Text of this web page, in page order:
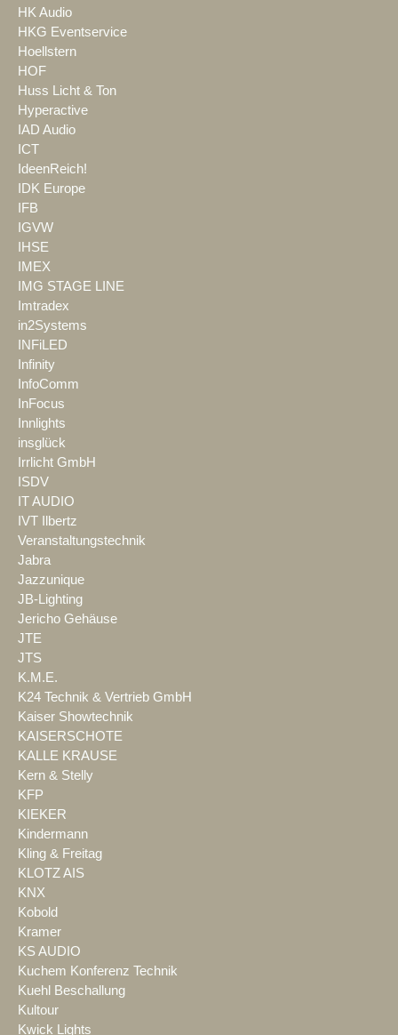
HK Audio
HKG Eventservice
Hoellstern
HOF
Huss Licht & Ton
Hyperactive
IAD Audio
ICT
IdeenReich!
IDK Europe
IFB
IGVW
IHSE
IMEX
IMG STAGE LINE
Imtradex
in2Systems
INFiLED
Infinity
InfoComm
InFocus
Innlights
insglück
Irrlicht GmbH
ISDV
IT AUDIO
IVT Ilbertz
Veranstaltungstechnik
Jabra
Jazzunique
JB-Lighting
Jericho Gehäuse
JTE
JTS
K.M.E.
K24 Technik & Vertrieb GmbH
Kaiser Showtechnik
KAISERSCHOTE
KALLE KRAUSE
Kern & Stelly
KFP
KIEKER
Kindermann
Kling & Freitag
KLOTZ AIS
KNX
Kobold
Kramer
KS AUDIO
Kuchem Konferenz Technik
Kuehl Beschallung
Kultour
Kwick Lights